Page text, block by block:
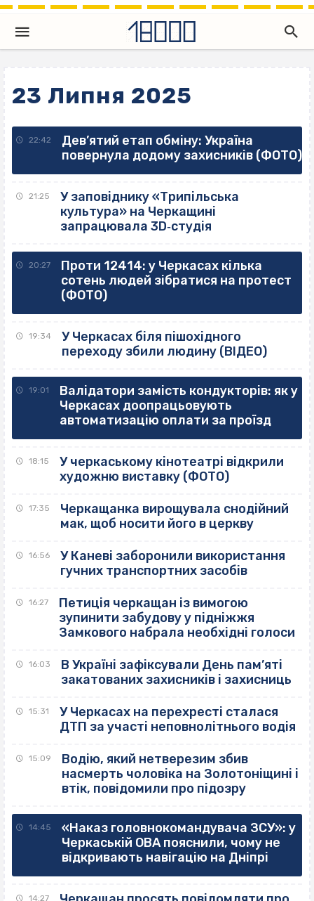
23 Липня 2025
22:42
Дев’ятий етап обміну: Україна
повернула додому захисників (ФОТО)
21:25
У заповіднику «Трипільська
культура» на Черкащині
запрацювала 3D‐студія
20:27
Проти 12414: у Черкасах кілька
сотень людей зібратися на протест
(ФОТО)
19:34
У Черкасах біля пішохідного
переходу збили людину (ВІДЕО)
19:01
Валідатори замість кондукторів: як у
Черкасах доопрацьовують
автоматизацію оплати за проїзд
18:15
У черкаському кінотеатрі відкрили
художню виставку (ФОТО)
17:35
Черкащанка вирощувала снодійний
мак, щоб носити його в церкву
16:56
У Каневі заборонили використання
гучних транспортних засобів
16:27
Петиція черкащан із вимогою
зупинити забудову у підніжжя
Замкового набрала необхідні голоси
16:03
В Україні зафіксували День пам’яті
закатованих захисників і захисниць
15:31
У Черкасах на перехресті сталася
ДТП за участі неповнолітнього водія
15:09
Водію, який нетверезим збив
насмерть чоловіка на Золотоніщині і
втік, повідомили про підозру
14:45
«Наказ головнокомандувача ЗСУ»: у
Черкаській ОВА пояснили, чому не
відкривають навігацію на Дніпрі
14:27